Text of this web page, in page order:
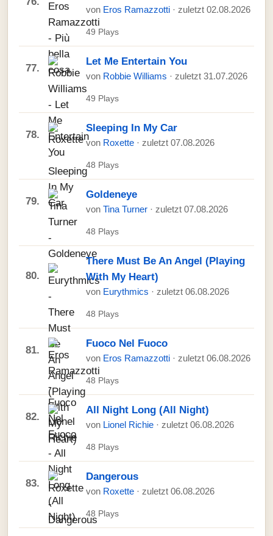
von Eros Ramazzotti · zuletzt 02.08.2026
49 Plays
77.
Let Me Entertain You
von Robbie Williams · zuletzt 31.07.2026
49 Plays
78.
Sleeping In My Car
von Roxette · zuletzt 07.08.2026
48 Plays
79.
Goldeneye
von Tina Turner · zuletzt 07.08.2026
48 Plays
80.
There Must Be An Angel (Playing
With My Heart)
von Eurythmics · zuletzt 06.08.2026
48 Plays
81.
Fuoco Nel Fuoco
von Eros Ramazzotti · zuletzt 06.08.2026
48 Plays
82.
All Night Long (All Night)
von Lionel Richie · zuletzt 06.08.2026
48 Plays
83.
Dangerous
von Roxette · zuletzt 06.08.2026
48 Plays